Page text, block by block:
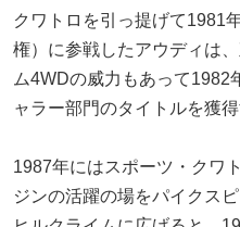
クワトロを引っ提げて1981
権）に参戦したアウディは
ム4WDの威力もあって1982
ャラー部門のタイトルを獲得
1987年にはスポーツ・クワ
ジンの活躍の場をパイクス